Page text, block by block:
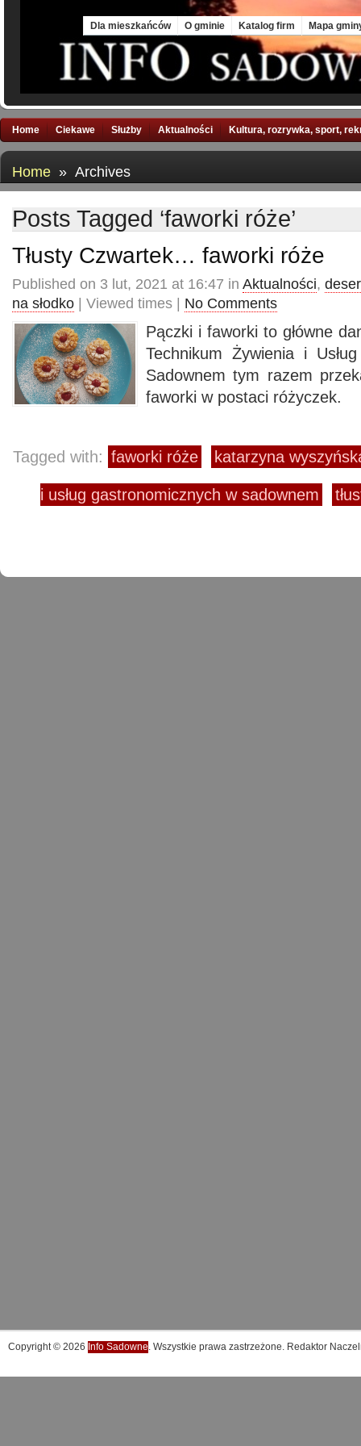
Dla mieszkańców O gminie Katalog firm Mapa
Home Ciekawe Służby Aktualności Kultura, rozrywka, sport,
Home » Archives
Posts Tagged ‘faworki róże’
Tłusty Czwartek… faworki róże
Published on 3 lut, 2021 at 16:47 in Aktualności,
na słodko | Viewed times | No Comments
Pączki i faworki to główne
Technikum Żywienia i
Sadownem tym razem
faworki w postaci różyczek.
Tagged with: faworki róże katarzyna
i usług gastronomicznych w sadownem
Copyright © 2026 Info Sadowne. Wszystkie prawa zastrzeżone. Redaktor